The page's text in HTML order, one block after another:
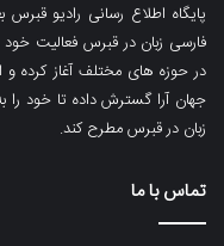
پایگاه اطلاع رسانی رادیو
جهان آرا گسترش داده تا خود
زبان در قبرس مطرح کند.
تماس با ما